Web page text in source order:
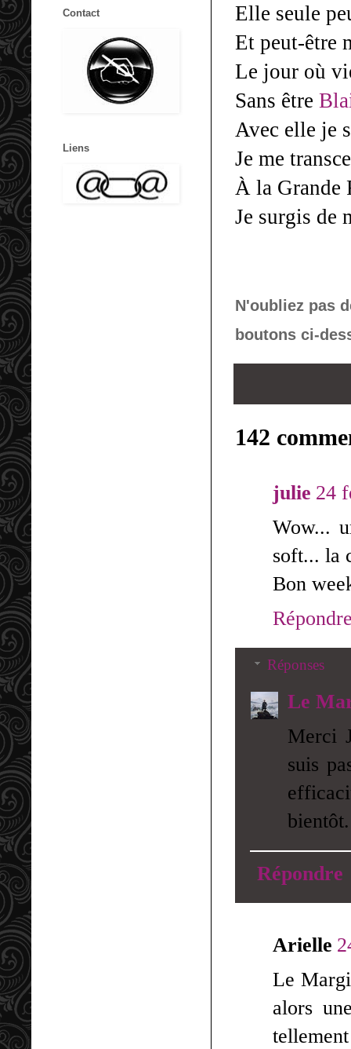
Elle seule
Et peut-être
Le jour où
Sans être
Avec elle je
Je me
À la Grande
Je surgis de
N'oubliez pas
boutons ci-
142
julie 24
Wow...
soft... la
Bon
Réponses
Le
Merci
suis
bientôt.
Répondre
Arielle
Le
alors
Contact
Liens